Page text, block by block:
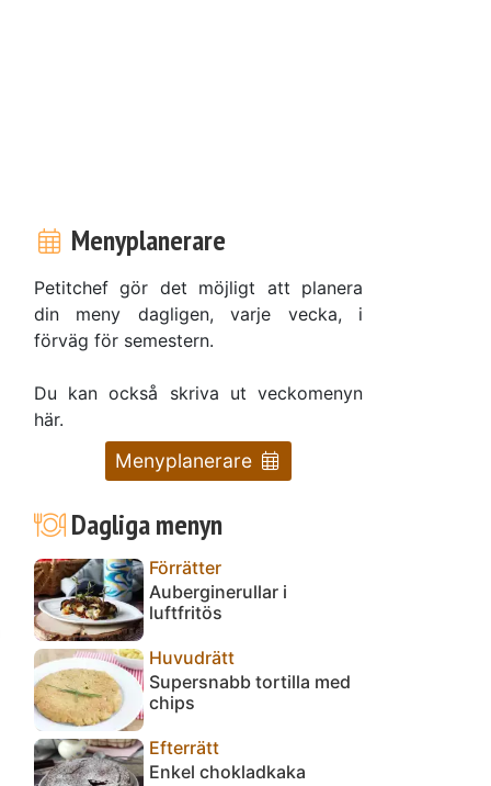
Menyplanerare
Petitchef gör det möjligt att planera
din meny dagligen, varje vecka, i
förväg för semestern.
Du kan också skriva ut veckomenyn
här.
Menyplanerare
Dagliga menyn
Förrätter
Auberginerullar i
luftfritös
Huvudrätt
Supersnabb tortilla med
chips
Efterrätt
Enkel chokladkaka